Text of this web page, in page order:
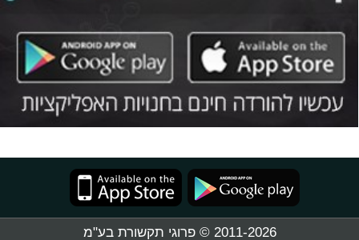
2011-2026 © פרוגי תקשורת בע"מ